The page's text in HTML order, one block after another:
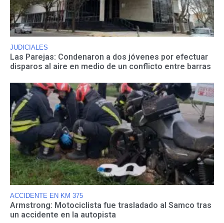
JUDICIALES
Las Parejas: Condenaron a dos jóvenes por efectuar
disparos al aire en medio de un conflicto entre barras
ACCIDENTE EN KM 375
Armstrong: Motociclista fue trasladado al Samco tras
un accidente en la autopista